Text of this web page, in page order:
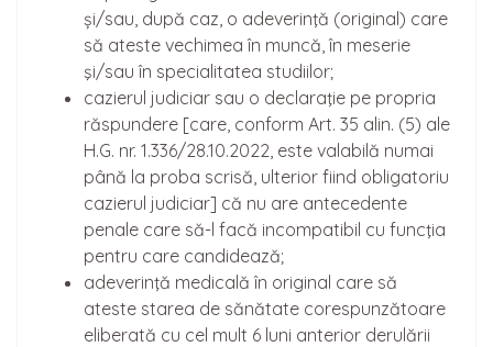
și/sau, după caz, o adeverinţă (original) care
să ateste vechimea în muncă, în meserie
şi/sau în specialitatea studiilor;
cazierul judiciar sau o declaraţie pe propria
răspundere [care, conform Art. 35 alin. (5) ale
H.G. nr. 1.336/28.10.2022, este valabilă numai
până la proba scrisă, ulterior fiind obligatoriu
cazierul judiciar] că nu are antecedente
penale care să-l facă incompatibil cu funcţia
pentru care candidează;
adeverinţă medicală în original care să
ateste starea de sănătate corespunzătoare
eliberată cu cel mult 6 luni anterior derulării